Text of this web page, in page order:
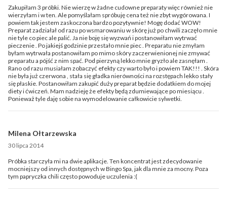
Zakupiłam 3 próbki. Nie wierzę w żadne cudowne preparaty więc również nie
wierzyłam i w ten. Ale pomyślałam spróbuję cena też nie zbyt wygórowana. I
powiem tak jestem zaskoczona bardzo pozytywnie! Mogę dodać WOW!
Preparat zadziałał od razu po wsmarowaniu w skórę już po chwili zaczęło mnie
nie tyle co piec ale palić. Ja nie boję się wyzwań i postanowiłam wytrwać
pieczenie . Po jakiejś godzinie przestało mnie piec . Preparatu nie zmyłam
byłam wytrwała postanowiłam po mimo skóry zaczerwienionej nie zmywać
preparatu a pójść z nim spać. Pod pierzyną lekko mnie gryzło ale zasnęłam .
Rano od razu musiałam zobaczyć efekty czy warto było i powiem TAK!!! . Skóra
nie była już czerwona , stała się gładka nierówności na rozstępach lekko stały
się płaskie. Postanowiłam zakupić duży preparat będzie dodatkiem do mojej
diety i ćwiczeń. Mam nadzieję że efekty będą zdumiewające po miesiącu .
Ponieważ tyle daję sobie na wymodelowanie całkowicie sylwetki.
Milena Ołtarzewska
30 lipca 2014
Próbka starczyła mi na dwie aplikacje. Ten koncentrat jest zdecydowanie
mocniejszy od innych dostępnych w Bingo Spa, jak dla mnie za mocny. Poza
tym papryczka chili często powoduje uczulenia :(